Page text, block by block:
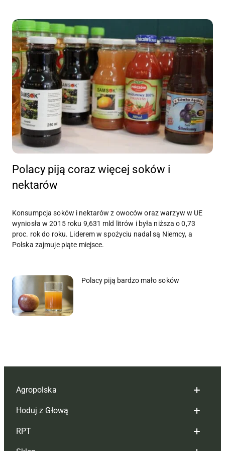
Polacy piją coraz więcej soków i
nektarów
Konsumpcja soków i nektarów z owoców oraz warzyw w UE
wyniosła w 2015 roku 9,631 mld litrów i była niższa o 0,73
proc. rok do roku. Liderem w spożyciu nadal są Niemcy, a
Polska zajmuje piąte miejsce.
Polacy piją bardzo mało soków
Agropolska
Redakcja
Reklama
Hoduj z Głową
Hoduj z głową bydło
RPT